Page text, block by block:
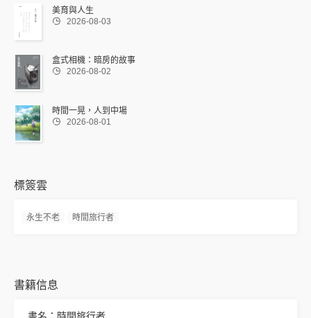
美育與人生
 2026-08-03
盒式相機：暗房的故事
 2026-08-02
時間一晃，人到中場
 2026-08-01
標簽雲
永生不老 時間旅行者
書籍信息